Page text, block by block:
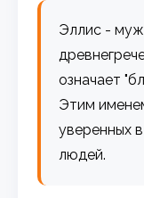
Эллис -
означает
Этим
уверенных
людей.